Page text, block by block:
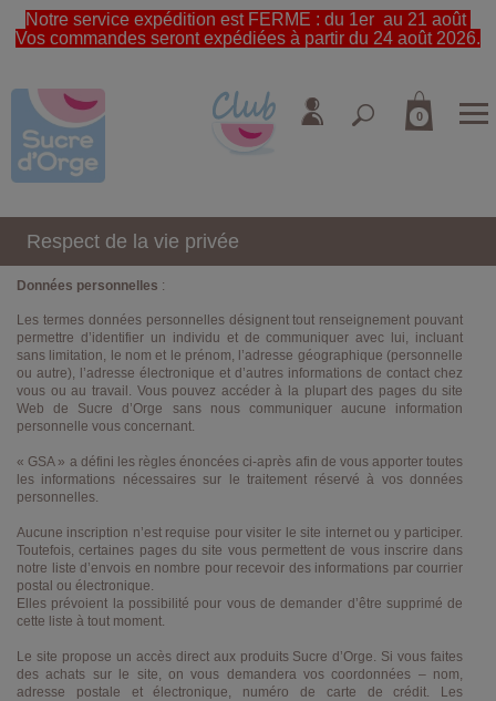
Notre service expédition est FERME : du 1er au 21 août
Vos commandes seront expédiées à partir du 24 août 2026.
0
Respect de la vie privée
Données personnelles :
Les termes données personnelles désignent tout renseignement pouvant
permettre d’identifier un individu et de communiquer avec lui, incluant
sans limitation, le nom et le prénom, l’adresse géographique (personnelle
ou autre), l’adresse électronique et d’autres informations de contact chez
vous ou au travail. Vous pouvez accéder à la plupart des pages du site
Web de Sucre d’Orge sans nous communiquer aucune information
personnelle vous concernant.
« GSA » a défini les règles énoncées ci-après afin de vous apporter toutes
les informations nécessaires sur le traitement réservé à vos données
personnelles.
Aucune inscription n’est requise pour visiter le site internet ou y participer.
Toutefois, certaines pages du site vous permettent de vous inscrire dans
notre liste d’envois en nombre pour recevoir des informations par courrier
postal ou électronique.
Elles prévoient la possibilité pour vous de demander d’être supprimé de
cette liste à tout moment.
Le site propose un accès direct aux produits Sucre d’Orge. Si vous faites
des achats sur le site, on vous demandera vos coordonnées – nom,
adresse postale et électronique, numéro de carte de crédit. Les